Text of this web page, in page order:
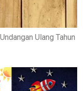
Ulang Tahun